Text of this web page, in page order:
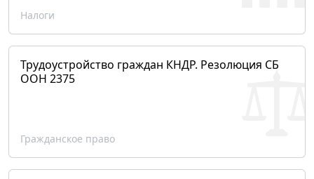
Налоги
Трудоустройство граждан КНДР. Резолюция СБ
ООН 2375
Гражданское право